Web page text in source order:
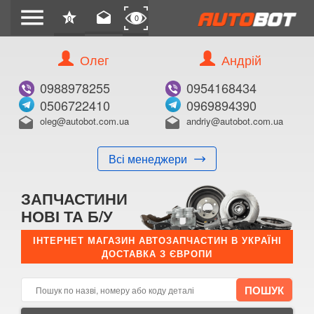
menu star
0 drafts 0
Олег
0988978255
0506722410
drafts oleg@autobot.com.ua
Всі менеджери
Андрій
0954168434
0969894390
drafts andriy@autobot.com.ua
ЗАПЧАСТИНИ
НОВІ ТА Б/У
ІНТЕРНЕТ МАГАЗИН АВТОЗАПЧАСТИН В УКРАЇНІ
ДОСТАВКА З ЄВРОПИ
КУПИТИ
Оригінальний номер:
Примітка:
E-mail:
Телефон: